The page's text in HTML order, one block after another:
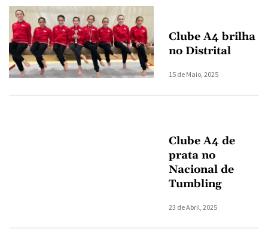
Clube A4 brilha
no Distrital
15 de Maio, 2025
Clube A4 de
prata no
Nacional de
Tumbling
23 de Abril, 2025